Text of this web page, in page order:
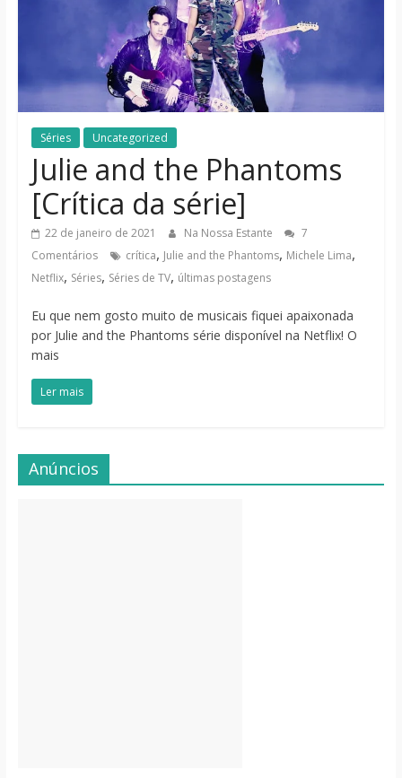
Séries Uncategorized
Julie and the Phantoms
[Crítica da série]
22 de janeiro de 2021 Na Nossa Estante
7
Comentários
crítica, Julie and the Phantoms, Michele Lima,
Netflix, Séries, Séries de TV, últimas postagens
Eu que nem gosto muito de musicais fiquei apaixonada
por Julie and the Phantoms série disponível na Netflix! O
mais
Ler mais
Anúncios